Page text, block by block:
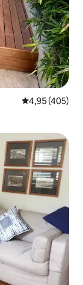
4,95 de uma
4,95 (405)